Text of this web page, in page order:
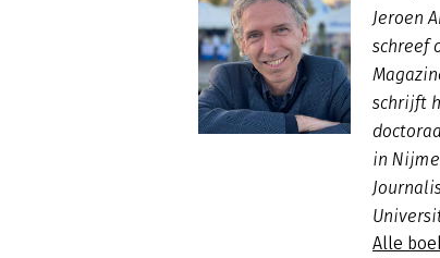
Jeroen
schreef
schrijft
in
Alle